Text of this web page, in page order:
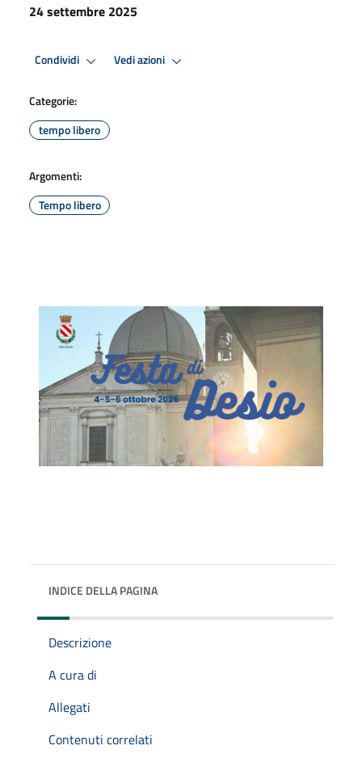
24 settembre 2025
Condividi Vedi azioni
Categorie:
tempo libero
Argomenti:
Tempo libero
INDICE DELLA PAGINA
Descrizione
A cura di
Allegati
Contenuti correlati